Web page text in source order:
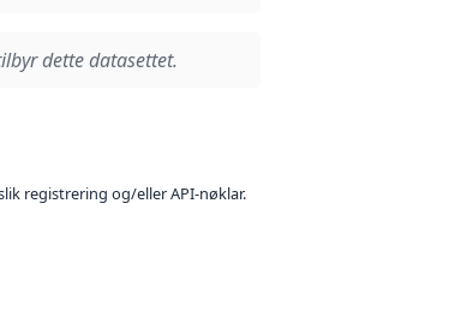
dette datasettet.
registrering og/eller API-nøklar.